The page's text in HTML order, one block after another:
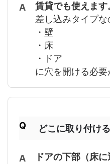
賃貸でも使えます
差し込みタイプな
・壁
・床
・ドア
に穴を開ける必要
どこに取り付け
ドアの下部（床